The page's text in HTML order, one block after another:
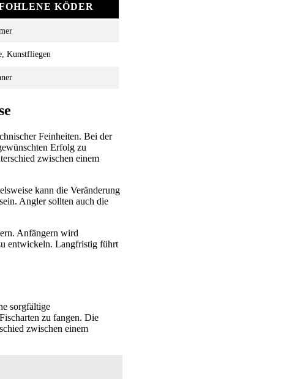
KÖDER
Kunstfliegen
Feinheiten. Bei der
Erfolg zu
zwischen einem
kann die Veränderung
Angler sollten auch die
Anfängern wird
entwickeln. Langfristig führt
sorgfältige
zu fangen. Die
zwischen einem